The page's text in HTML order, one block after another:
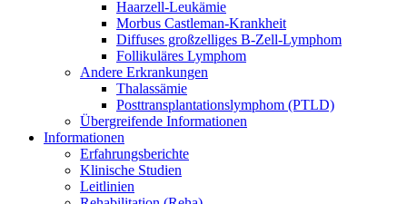
Haarzell-Leukämie
Morbus Castleman-Krankheit
Diffuses großzelliges B-Zell-Lymphom
Follikuläres Lymphom
Andere Erkrankungen
Thalassämie
Posttransplantationslymphom (PTLD)
Übergreifende Informationen
Informationen
Erfahrungsberichte
Klinische Studien
Leitlinien